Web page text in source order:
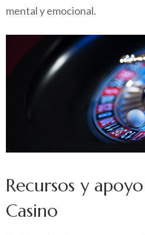
mental y emocional.
Recursos y
Casino